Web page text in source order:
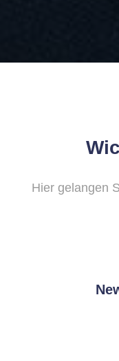
Hier gelangen